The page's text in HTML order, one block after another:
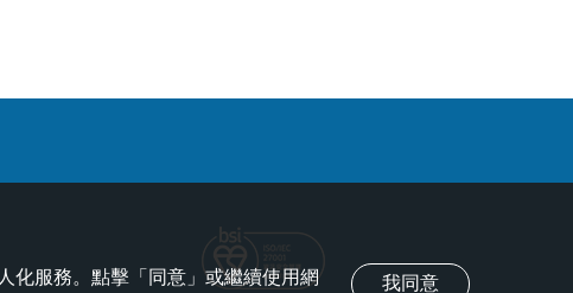
化服務。點擊「同意」或繼續使用網 我同意